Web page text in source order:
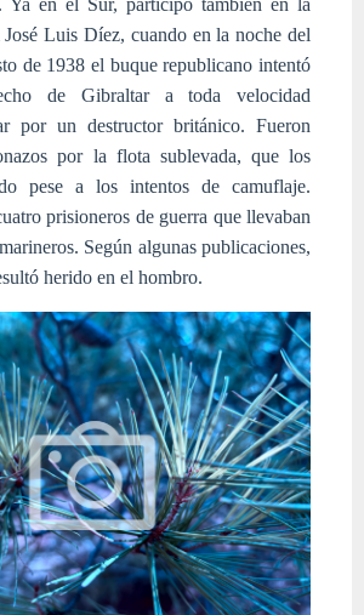
Luis Díez, cuando en la noche del
de 1938 el buque republicano intentó
de Gibraltar a toda velocidad
por un destructor británico. Fueron
por la flota sublevada, que los
pese a los intentos de camuflaje.
prisioneros de guerra que llevaban
Según algunas publicaciones,
herido en el hombro.